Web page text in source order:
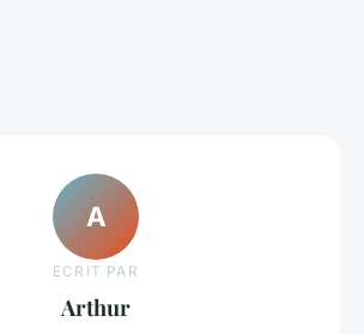
A
ECRIT PAR
Arthur